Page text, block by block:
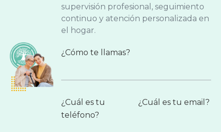
supervisión profesional, seguimiento
continuo y atención personalizada en
el hogar.
¿Cómo te llamas?
¿Cuál es tu
teléfono?
¿Cuál es tu email?